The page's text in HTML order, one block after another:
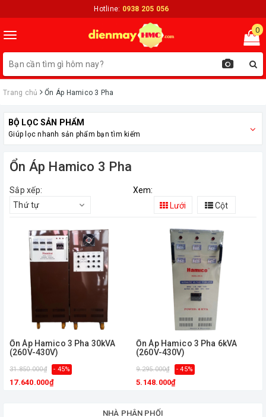
Hotline: 0938 205 056
Toggle
navigation
0
Trang chủ Ổn Áp Hamico 3 Pha
BỘ LỌC SẢN PHẨM
Giúp lọc nhanh sản phẩm bạn tìm kiếm
Ổn Áp Hamico 3 Pha
Sắp xếp:
Thứ tự
Xem:
Lưới
Cột
Ổn Áp Hamico 3 Pha 30kVA
(260V-430V)
31.850.000₫ - 45%
17.640.000₫
Ổn Áp Hamico 3 Pha 6kVA
(260V-430V)
9.295.000₫ - 45%
5.148.000₫
NHÀ PHÂN PHỐI